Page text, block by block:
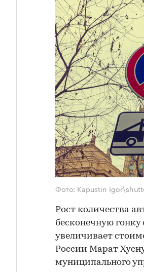
Фото: Kapustin
Рост количества
бесконечную
увеличивает
России Марат
муниципального